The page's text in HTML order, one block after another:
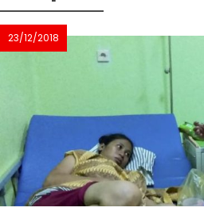
23/12/2018